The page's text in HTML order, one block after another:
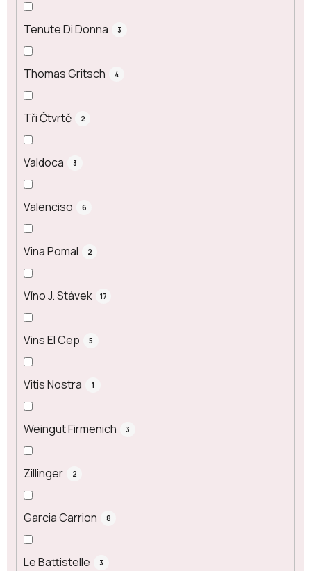
Tenute Di Donna 3
Thomas Gritsch 4
Tři Čtvrtě 2
Valdoca 3
Valenciso 6
Vina Pomal 2
Víno J. Stávek 17
Vins El Cep 5
Vitis Nostra 1
Weingut Firmenich 3
Zillinger 2
Garcia Carrion 8
Le Battistelle 3